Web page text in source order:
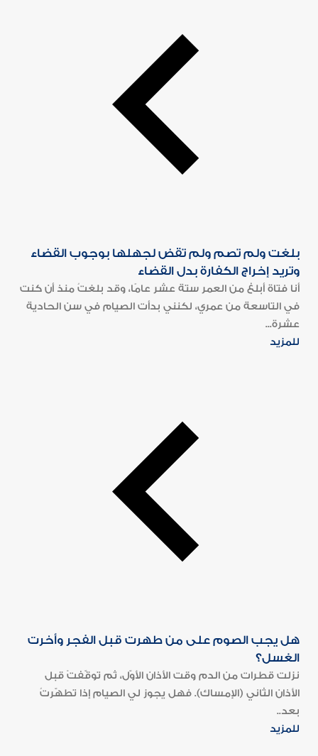
بلغت ولم تصم ولم تقض لجهلها بوجوب القضاء
وتريد إخراج الكفارة بدل القضاء
أنا فتاة أبلغ من العمر ستة عشر عامًا، وقد بلغتُ منذ أن كنت
في التاسعة من عمري، لكنني بدأت الصيام في سن الحادية
عشرة...
للمزيد
هل يجب الصوم على من طهرت قبل الفجر وأخرت
الغسل؟
نزلت قطرات من الدم وقت الأذان الأوّل، ثم توقّفتْ قبل
الأذان الثاني (الإمساك). فهل يجوز لي الصيام إذا تطهّرتُ
بعد..
للمزيد